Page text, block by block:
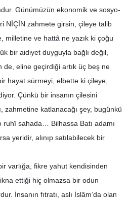
Günümüzün ekonomik ve sosyo-
NİÇİN zahmete girsin, çileye talib
milletine ve hattâ ne yazık ki çoğu
bir aidiyet duyguyla bağlı değil,
de, eline geçirdiği artık üç beş ne
hayat sürmeyi, elbette ki çileye,
Çünkü bir insanın çilesini
zahmetine katlanacağı şey, bugünkü
sahada… Bilhassa Batı adamı
yeridir, alınıp satılabilecek bir
varlığa, fikre yahut kendisinden
ettiği hiç olmazsa bir odun
İnsanın fıtratı, aslı İslâm’da olan